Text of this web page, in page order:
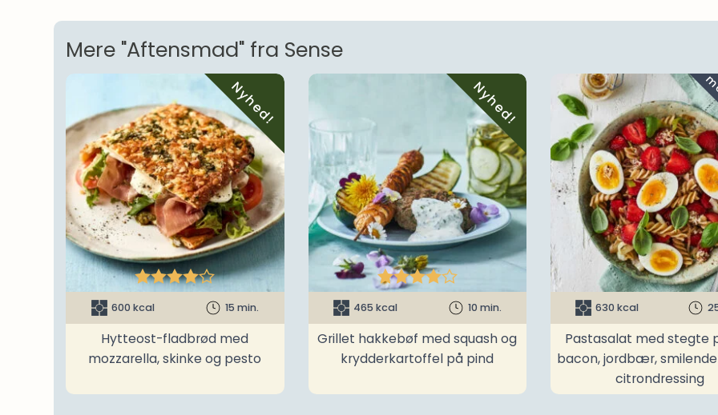
Mere "Aftensmad" fra Sense
Nyhed!

600 kcal 15 min.
Hytteost-fladbrød med
mozzarella, skinke og pesto
Nyhed!

465 kcal 10 min.
Grillet hakkebøf med squash og
krydderkartoffel på pind
630 kcal
Pastasalat med stegte
bacon, jordbær,
citrondressing